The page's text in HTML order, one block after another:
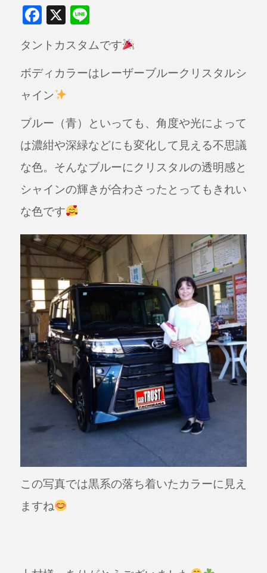
F
a
c
e
b
o
k
X Li
n
e
タントカスタムです
ボディカラーはレーザーブルークリスタルシ
ャイン
ブルー（青）といっても、角度や光によって
は濃紺や深緑などにも変化して見える不思議
な色。そんなブルーにクリスタルの透明感と
シャインの輝きが合わさったとってもきれい
な色です
この写真では黒系の落ち着いたカラーに見え
ますね